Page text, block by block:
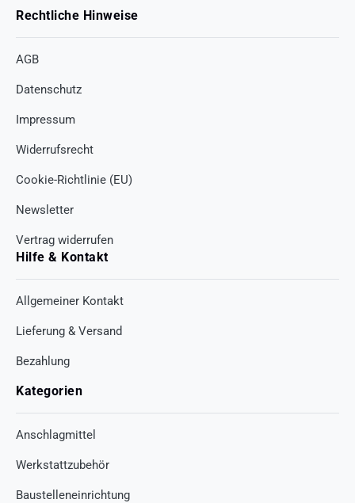
Rechtliche Hinweise
AGB
Datenschutz
Impressum
Widerrufsrecht
Cookie-Richtlinie (EU)
Newsletter
Vertrag widerrufen
Hilfe & Kontakt
Allgemeiner Kontakt
Lieferung & Versand
Bezahlung
Kategorien
Anschlagmittel
Werkstattzubehör
Baustelleneinrichtung